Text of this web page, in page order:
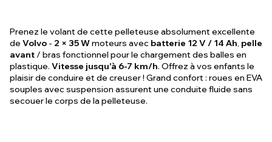
Prenez le volant de cette pelleteuse absolument excellente
de Volvo - 2 × 35 Wmoteurs avec batterie 12 V / 14 Ah, pelle
avant / bras fonctionnel pour le chargement des balles en
plastique. Vitesse jusqu'à 6-7 km/h. Offrez à vos enfants le
plaisir de conduire et de creuser ! Grand confort : roues en EVA
souples avec suspension assurent une conduite fluide sans
secouer le corps de la pelleteuse.